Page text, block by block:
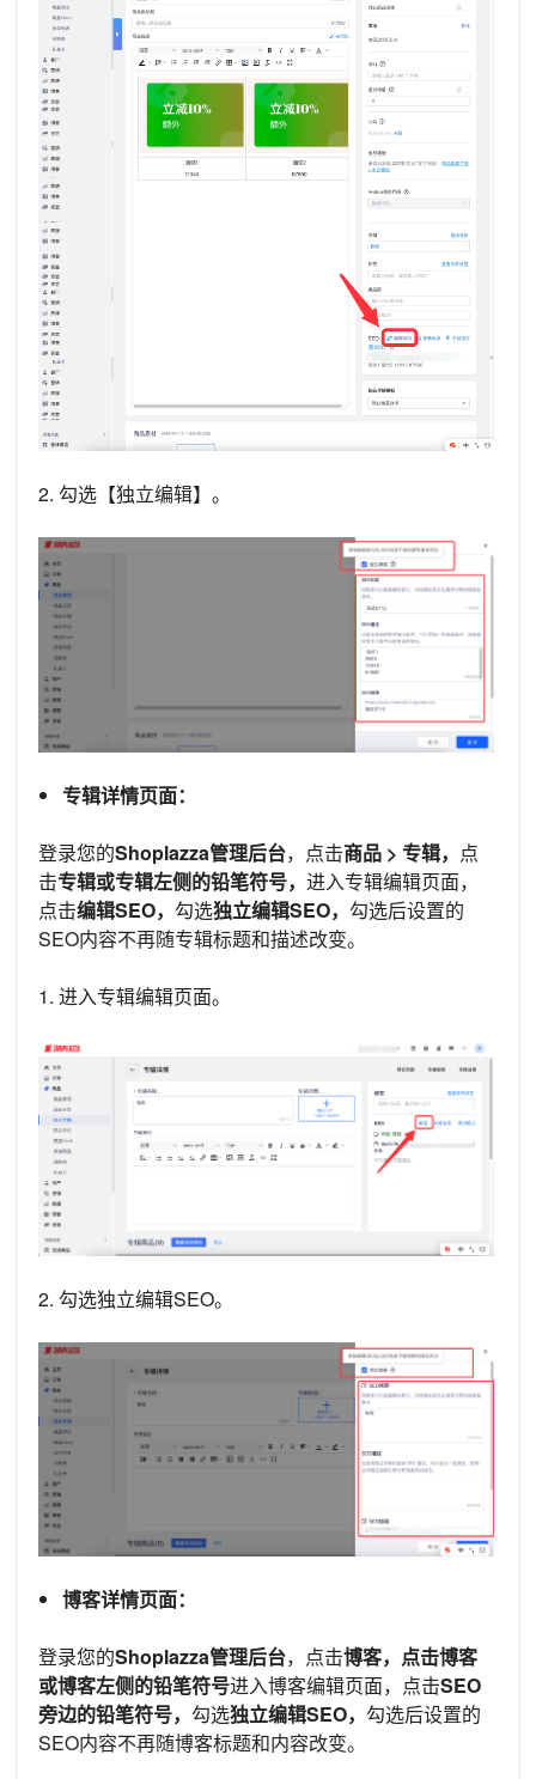
2. 勾选【独立编辑】。
专辑详情页面：
登录您的Shoplazza管理后台，点击商品 > 专辑， 点
击专辑或专辑左侧的铅笔符号， 进入专辑编辑页面，
点击编辑SEO， 勾选独立编辑SEO， 勾选后设置的
SEO内容不再随专辑标题和描述改变。
1. 进入专辑编辑页面。
2. 勾选独立编辑SEO。
博客详情页面：
登录您的Shoplazza管理后台，点击博客，点击博客
或博客左侧的铅笔符号进入博客编辑页面，点击SEO
旁边的铅笔符号， 勾选独立编辑SEO， 勾选后设置的
SEO内容不再随博客标题和内容改变。